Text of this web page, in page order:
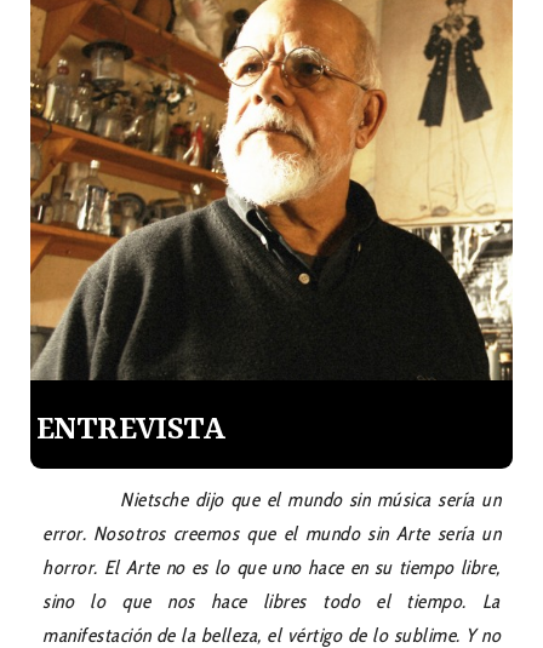
ENTREVISTA
Nietsche dijo que el mundo sin música sería un
error. Nosotros creemos que el mundo sin Arte sería un
horror. El Arte no es lo que uno hace en su tiempo libre,
sino lo que nos hace libres todo el tiempo. La
manifestación de la belleza, el vértigo de lo sublime. Y no